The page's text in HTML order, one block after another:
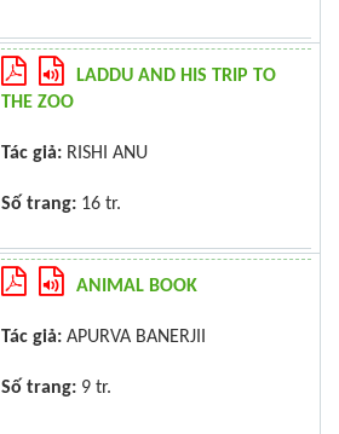
LADDU AND HIS TRIP TO
THE ZOO
Tác giả: RISHI ANU
Số trang: 16 tr.
ANIMAL BOOK
Tác giả: APURVA BANERJII
Số trang: 9 tr.